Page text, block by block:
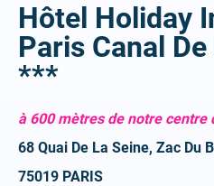
Hôtel Holiday
Paris Canal
***
à 600 mètres de notre centre
68 Quai De La Seine, Zac Du
75019 PARIS